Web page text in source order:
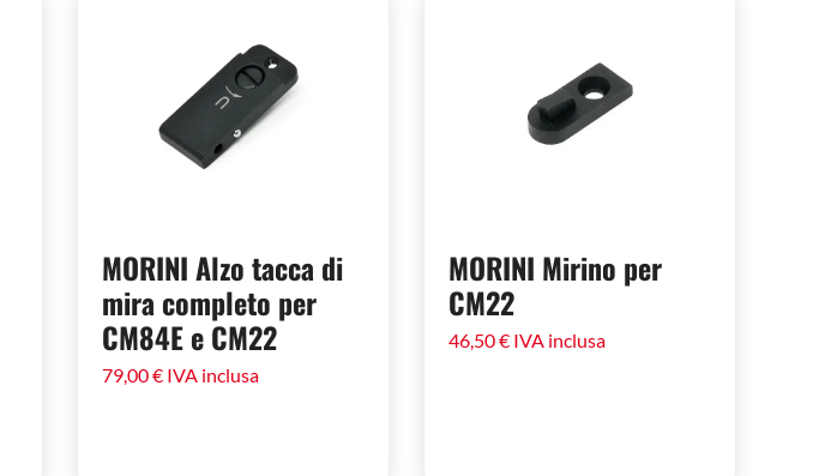
MORINI Alzo tacca di
mira completo per
CM84E e CM22
79,00€ IVA inclusa
MORINI Mirino per
CM22
46,50€ IVA inclusa